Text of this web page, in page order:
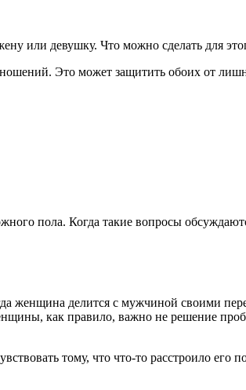
или девушку. Что можно сделать для
Это может защитить обоих от
пола. Когда такие вопросы
делится с мужчиной своими
как правило, важно не решение
тому, что что-то расстроило его